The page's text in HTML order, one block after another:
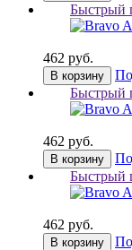
Быстрый
462 руб.
В корзину
Быстрый
462 руб.
В корзину
Быстрый
462 руб.
В корзину